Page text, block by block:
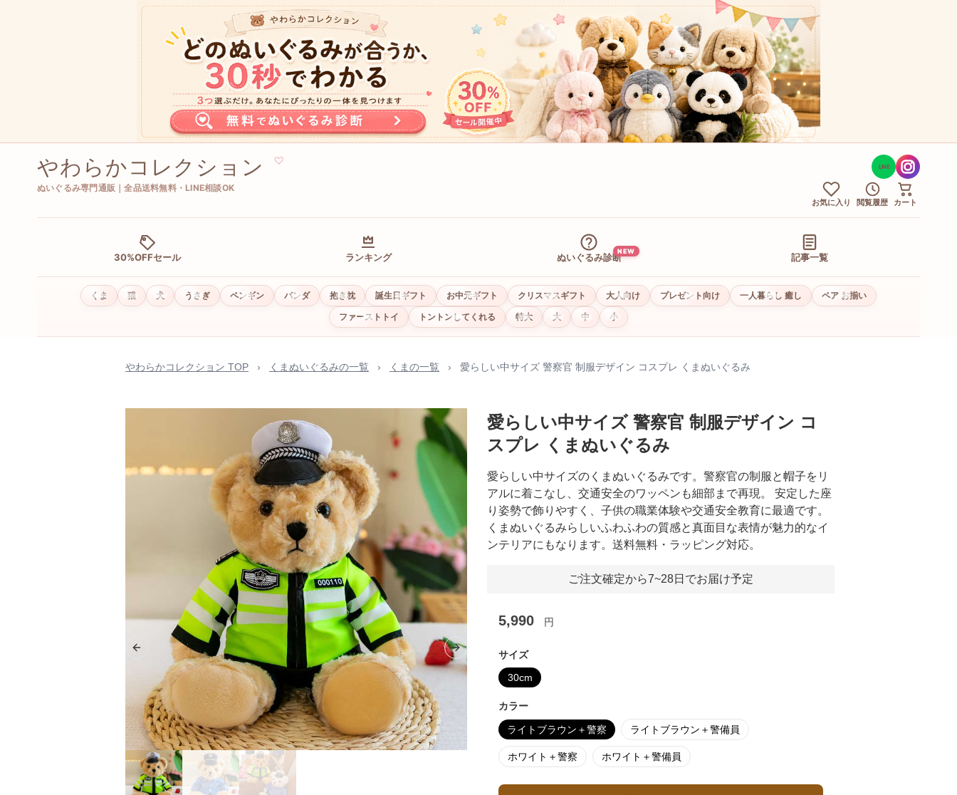
やわらかコレクション ♡
ぬいぐるみ専門通販｜全品送料無料・LINE相談OK
LINE
お気に入り 閲覧履歴 カート
30%OFFセール ランキング ぬいぐるみ診断
NEW
記事一覧
くま 猫 犬 うさぎ ペンギン パンダ 抱き枕 誕生日ギフト お中元ギフト クリスマスギフト 大人向け プレゼント向け 一人暮らし 癒し
ペア お揃い
ファーストトイ
トントンしてくれる 特大 大 中 小
やわらかコレクション TOP › くまぬいぐるみの一覧 › くまの一覧 › 愛らしい中サイズ 警察官 制服デザイン コスプレ くまぬいぐるみ
Previous slide Next slide
愛らしい中サイズ 警察官 制服デザイン コ
スプレ くまぬいぐるみ
愛らしい中サイズのくまぬいぐるみです。警察官の制服と帽子をリ
アルに着こなし、交通安全のワッペンも細部まで再現。 安定した座
り姿勢で飾りやすく、子供の職業体験や交通安全教育に最適です。
くまぬいぐるみらしいふわふわの質感と真面目な表情が魅力的なイ
ンテリアにもなります。送料無料・ラッピング対応。
ご注文確定から7~28日でお届け予定
5,990 円
サイズ
30cm
カラー
ライトブラウン＋警察 ライトブラウン＋警備員
ホワイト＋警察 ホワイト＋警備員